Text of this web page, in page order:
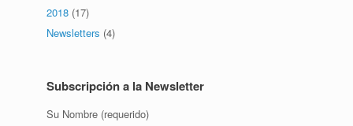
2018 (17)
Newsletters (4)
Subscripción a la Newsletter
Su Nombre (requerido)